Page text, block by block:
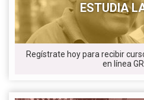
ESTUDIA
Regístrate hoy para recibir
en línea